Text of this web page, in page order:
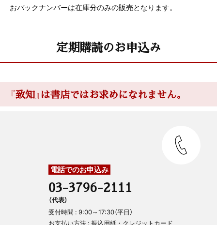
おバックナンバーは在庫分のみの販売となります。
定期購読のお申込み
『致知』は書店ではお求めになれません。
電話でのお申込み
03-3796-2111
（代表）
受付時間 : 9:00～17:30（平日）
お支払い方法 : 振込用紙・クレジットカード